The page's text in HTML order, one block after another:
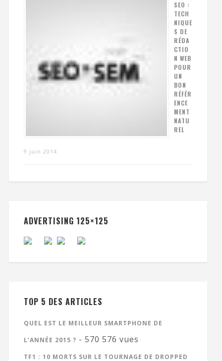
SEO :
TECH
NIQUE
S DE
RÉDA
CTIO
N WEB
POUR
UN
BON
RÉFÉR
ENCE
MENT
NATU
REL
9 juin 2014
ADVERTISING 125×125
TOP 5 DES ARTICLES
QUEL EST LE MEILLEUR SMARTPHONE DE
L’ANNÉE 2015 ? - 570 576 vues
TF1 : 10 MORTS SUR LE TOURNAGE DE DROPPED